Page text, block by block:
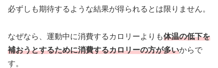
必ずしも期待するような結果が得られるとは限りません。
なぜなら、運動中に消費するカロリーよりも体温の低下を
補おうとするために消費するカロリーの方が多いからで
す。